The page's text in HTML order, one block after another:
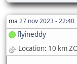
ma 27 nov 2023 - 22:40
flyineddy
Location: 10 km